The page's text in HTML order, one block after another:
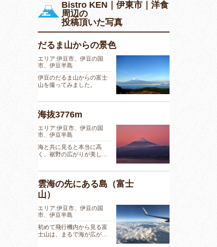
Bistro KEN｜伊東市｜洋食
周辺の
投稿頂いた写真
だるま山からの景色
エリア:伊豆市、伊豆の国
市、伊豆半島
伊豆のだるま山からの富士
山を撮ってみました。
海抜3776m
エリア:伊豆市、伊豆の国
市、伊豆半島
海と共に見ると本当に高
く、裾野の広がりが美し…
雲海の先にある島（富士
山）
エリア:伊豆市、伊豆の国
市、伊豆半島
初めて飛行機内から見る富
士山は、まるで海が広が…